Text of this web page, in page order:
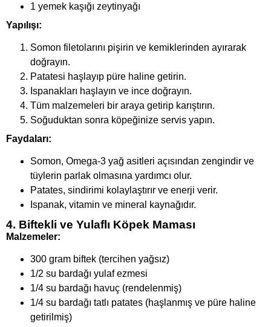
1 yemek kaşığı zeytinyağı
Yapılışı:
Somon filetolarını pişirin ve kemiklerinden ayırarak
doğrayın.
Patatesi haşlayıp püre haline getirin.
Ispanakları haşlayın ve ince doğrayın.
Tüm malzemeleri bir araya getirip karıştırın.
Soğuduktan sonra köpeğinize servis yapın.
Faydaları:
Somon, Omega-3 yağ asitleri açısından zengindir ve
tüylerin parlak olmasına yardımcı olur.
Patates, sindirimi kolaylaştırır ve enerji verir.
Ispanak, vitamin ve mineral kaynağıdır.
4. Biftekli ve Yulaflı Köpek Maması
Malzemeler:
300 gram biftek (tercihen yağsız)
1/2 su bardağı yulaf ezmesi
1/4 su bardağı havuç (rendelenmiş)
1/4 su bardağı tatlı patates (haşlanmış ve püre haline
getirilmiş)